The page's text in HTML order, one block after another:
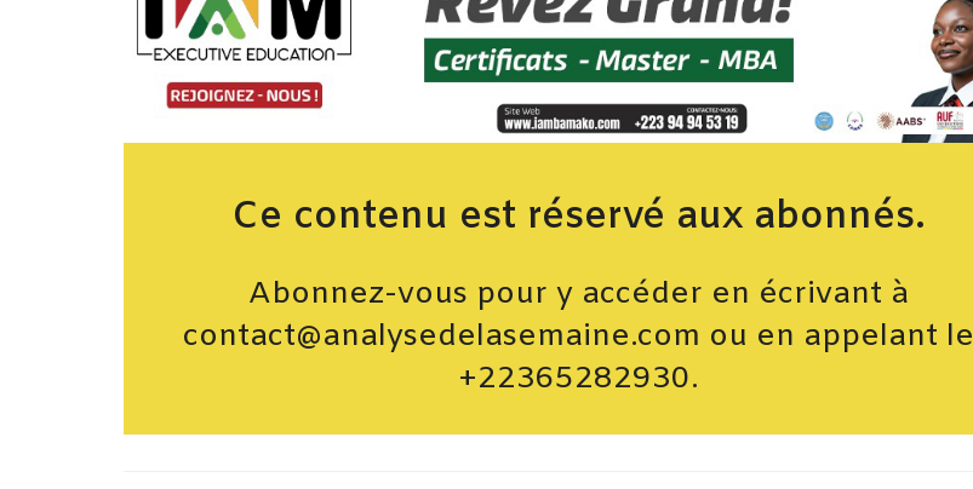
Ce contenu est réservé aux abonnés.
Abonnez-vous pour y accéder en écrivant à
contact@analysedelasemaine.com ou en appelant le
+22365282930.